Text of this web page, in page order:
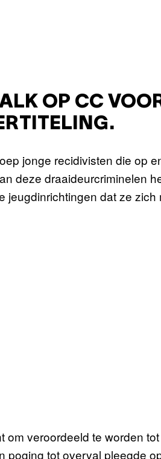
OP CC
jonge recidivisten die op
deze draaideurcriminelen
jeugdinrichtingen dat ze
om veroordeeld te worden
poging tot overval pleegde